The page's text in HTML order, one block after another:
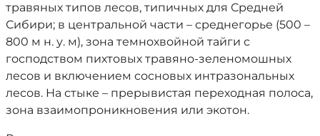
травяных типов лесов, типичных для Средней
Сибири; в центральной части – среднегорье (500 –
800 м н. у. м), зона темнохвойной тайги с
господством пихтовых травяно-зеленомошных
лесов и включением сосновых интразональных
лесов. На стыке – прерывистая переходная полоса,
зона взаимопроникновения или экотон.